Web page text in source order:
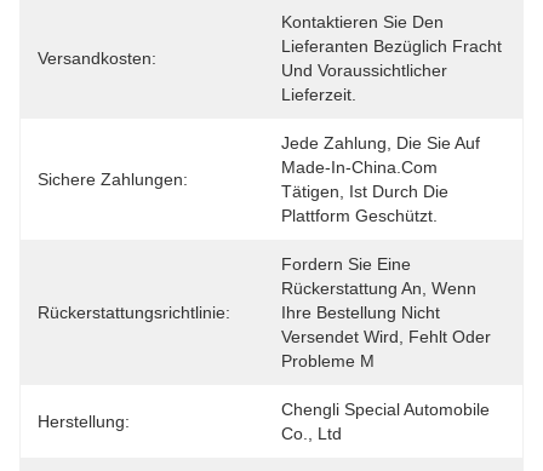
Versandkosten:
Kontaktieren Sie Den
Lieferanten Bezüglich Fracht
Und Voraussichtlicher
Lieferzeit.
Sichere Zahlungen:
Jede Zahlung, Die Sie Auf
Made-In-China.com
Tätigen, Ist Durch Die
Plattform Geschützt.
Rückerstattungsrichtlinie:
Fordern Sie Eine
Rückerstattung An, Wenn
Ihre Bestellung Nicht
Versendet Wird, Fehlt Oder
Probleme M
Herstellung:
Chengli Special Automobile
Co., Ltd